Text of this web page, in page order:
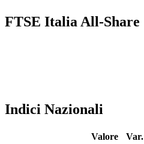
FTSE Italia All-Share
Indici Nazionali
Valore
Var.